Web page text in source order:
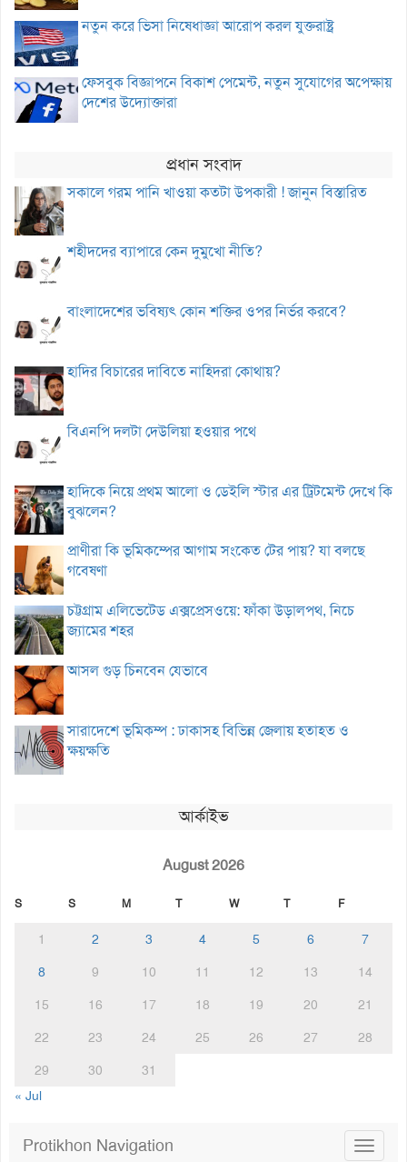
নতুন করে ভিসা নিষেধাজ্ঞা আরোপ করল যুক্তরাষ্ট্র
ফেসবুক বিজ্ঞাপনে বিকাশ পেমেন্ট, নতুন সুযোগের অপেক্ষায়
দেশের উদ্যোক্তারা
প্রধান সংবাদ
সকালে গরম পানি খাওয়া কতটা উপকারী ! জানুন বিস্তারিত
শহীদদের ব্যাপারে কেন দুমুখো নীতি?
বাংলাদেশের ভবিষ্যৎ কোন শক্তির ওপর নির্ভর করবে?
হাদির বিচারের দাবিতে নাহিদরা কোথায়?
বিএনপি দলটা দেউলিয়া হওয়ার পথে
হাদিকে নিয়ে প্রথম আলো ও ডেইলি স্টার এর ট্রিটমেন্ট দেখে কি
বুঝলেন?
প্রাণীরা কি ভূমিকম্পের আগাম সংকেত টের পায়? যা বলছে
গবেষণা
চট্টগ্রাম এলিভেটেড এক্সপ্রেসওয়ে: ফাঁকা উড়ালপথ, নিচে
জ্যামের শহর
আসল গুড় চিনবেন যেভাবে
সারাদেশে ভূমিকম্প : ঢাকাসহ বিভিন্ন জেলায় হতাহত ও
ক্ষয়ক্ষতি
আর্কাইভ
August 2026
S S M T W T F
1 2 3 4 5 6
7
8
9 10 11 12 13
14
15
16 17 18 19 20
21
22
23 24 25 26 27
28
29
30
31
« Jul
Toggle
Protikhon Navigation